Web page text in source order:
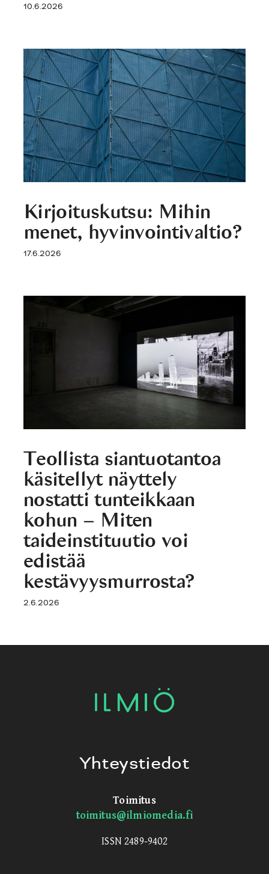
10.6.2026
Kirjoituskutsu: Mihin
menet, hyvinvointivaltio?
17.6.2026
Teollista siantuotantoa
käsitellyt näyttely
nostatti tunteikkaan
kohun – Miten
taideinstituutio voi
edistää
kestävyysmurrosta?
2.6.2026
Yhteystiedot
Toimitus
toimitus@ilmiomedia.fi
ISSN 2489-9402